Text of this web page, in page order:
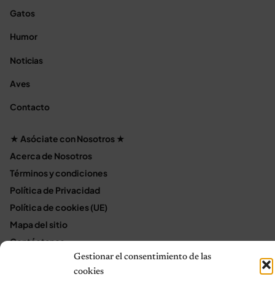
Gestionar el consentimiento de las
cookies
Gatos
Humor
Noticias
Aves
Contacto
★ Asóciate con Nosotros ★
Acerca de Nosotros
Términos y condiciones
Política de Privacidad
Política de cookies (UE)
Mapa del sitio
Contáctanos
Terms and Conditions